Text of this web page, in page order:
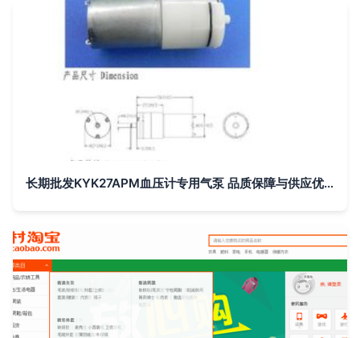
长期批发KYK27APM血压计专用气泵 品质保障与供应优势解析